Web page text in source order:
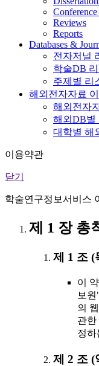
Reviews
Reports
Databases &
전자저널
학술DB
주제별 리
해외전자자료
해외전자
해외DB별
대학별 해
이용약관
닫기
학술연구정보서비스
제 1 장 총
제 1 조 (
이
보
의
관한
정하
제 2 조 (